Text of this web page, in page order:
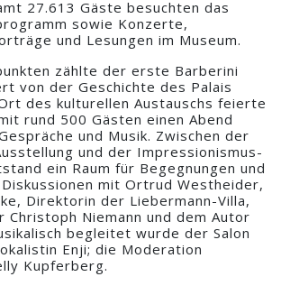
27.613 Gäste besuchten das
sowie Konzerte,
und Lesungen im Museum.
zählte der erste Barberini
von der Geschichte des Palais
des kulturellen Austauschs feierte
rund 500 Gästen einen Abend
und Musik. Zwischen der
und der Impressionismus-
ein Raum für Begegnungen und
mit Ortrud Westheider,
Direktorin der Liebermann-Villa,
Niemann und dem Autor
begleitet wurde der Salon
Enji; die Moderation
Kupferberg.